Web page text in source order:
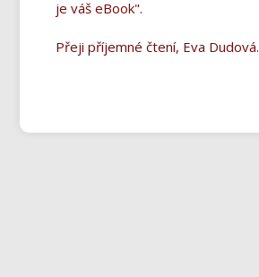
je váš eBook".
Přeji příjemné čtení, Eva Dudová.